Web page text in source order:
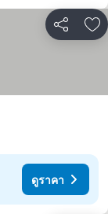
แชร์ เ
ดูราคา